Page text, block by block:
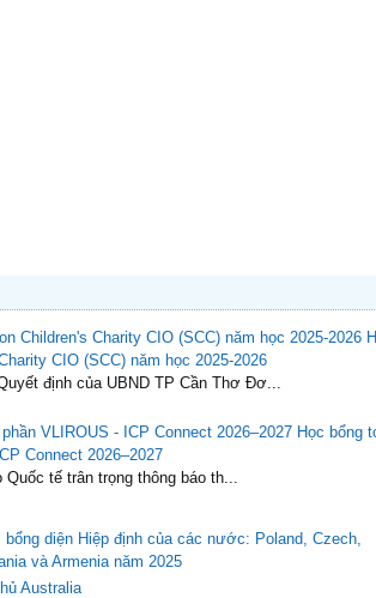
CIO (SCC) năm học 2025-2026
định của UBND TP Cần Thơ Đơ...
Học bổng
Connect 2026–2027
tế trân trọng thông báo th...
diện Hiệp định của các nước: Poland, Czech,
và Armenia năm 2025
Australia